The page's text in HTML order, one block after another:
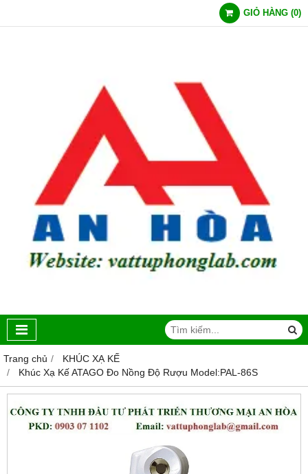
GIỎ HÀNG (0)
Trang chủ
KHÚC XẠ KẾ
Khúc Xạ Kế ATAGO Đo Nồng Độ Rượu Model:PAL-86S